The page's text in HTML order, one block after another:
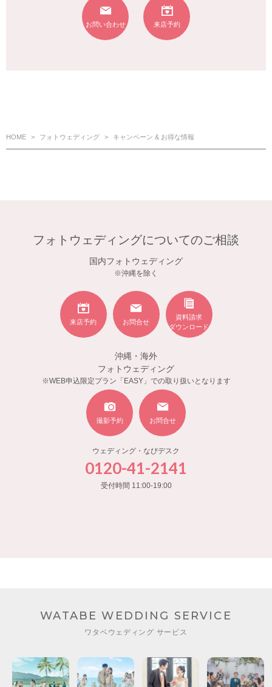
お問い合わせ 来店予約
HOME フォトウェディング キャンペーン & お得な情報
フォトウェディングについてのご相談
国内フォトウェディング
※沖縄を除く
来店予約 お問合せ
資料請求
ダウンロード
沖縄・海外
フォトウェディング
※WEB申込限定プラン「EASY」での取り扱いとなります
撮影予約 お問合せ
ウェディング・なびデスク
0120-41-2141
受付時間 11:00-19:00
WATABE WEDDING SERVICE
ワタベウェディング サービス